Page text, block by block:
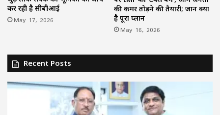
कर रही है सीबीआई
May 17, 2026
की कमर तोड़ने की तैयारी; जानें क्या
है पूरा प्लान
May 16, 2026
Recent Posts